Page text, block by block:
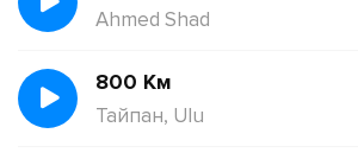
Ahmed Shad
800 Км
Тайпан, Ulu